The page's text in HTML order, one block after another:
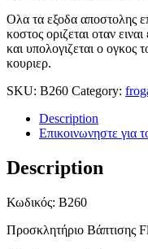
Ολα τα εξοδα αποστολης
κοστος οριζεται οταν
και υπολογιζεται ο ογκος
κουριερ.
SKU: B260 Category:
Description
Επικοινωνηστε για
Description
Κωδικός: B260
Προσκλητήριο Βάπτισης